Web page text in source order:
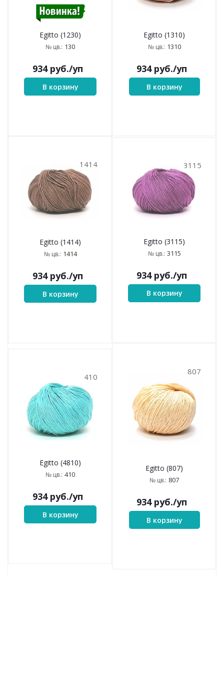
Egitto (1230)
№ цв.: 130
934руб./уп
В корзину
Egitto (1310)
№ цв.: 1310
934руб./уп
В корзину
1414
Egitto (1414)
№ цв.: 1414
934руб./уп
В корзину
3115
Egitto (3115)
№ цв.: 3115
934руб./уп
В корзину
410
Egitto (4810)
№ цв.: 410
934руб./уп
В корзину
807
Egitto (807)
№ цв.: 807
934руб./уп
В корзину